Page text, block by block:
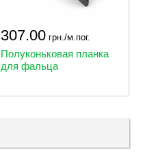
307.00 грн./м.пог.
Полуконьковая планка
для фальца